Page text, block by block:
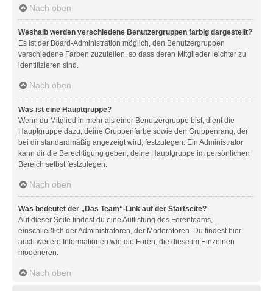
Nach oben
Weshalb werden verschiedene Benutzergruppen farbig dargestellt?
Es ist der Board-Administration möglich, den Benutzergruppen
verschiedene Farben zuzuteilen, so dass deren Mitglieder leichter zu
identifizieren sind.
Nach oben
Was ist eine Hauptgruppe?
Wenn du Mitglied in mehr als einer Benutzergruppe bist, dient die
Hauptgruppe dazu, deine Gruppenfarbe sowie den Gruppenrang, der
bei dir standardmäßig angezeigt wird, festzulegen. Ein Administrator
kann dir die Berechtigung geben, deine Hauptgruppe im persönlichen
Bereich selbst festzulegen.
Nach oben
Was bedeutet der „Das Team“-Link auf der Startseite?
Auf dieser Seite findest du eine Auflistung des Forenteams,
einschließlich der Administratoren, der Moderatoren. Du findest hier
auch weitere Informationen wie die Foren, die diese im Einzelnen
moderieren.
Nach oben